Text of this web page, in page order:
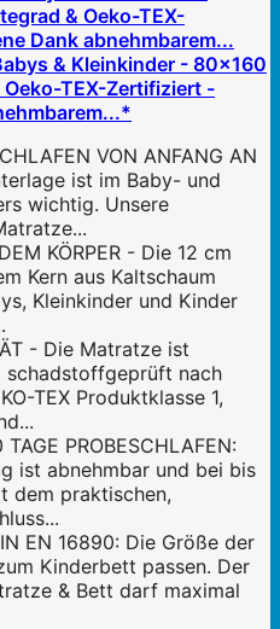
& Kleinkinder - 80x160
TEX-Zertifiziert -
VON ANFANG AN
ist im Baby- und
wichtig. Unsere
KÖRPER - Die 12 cm
Kern aus Kaltschaum
Kleinkinder und Kinder
- Die Matratze ist
schadstoffgeprüft nach
TEX Produktklasse 1,
PROBESCHLAFEN:
ist abnehmbar und bei bis
dem praktischen,
EN 16890: Die Größe der
Kinderbett passen. Der
& Bett darf maximal